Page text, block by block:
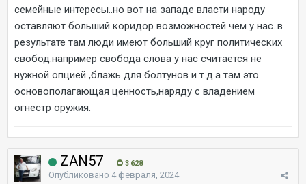
семейные интересы..но вот на западе власти народу
оставляют больший коридор возможностей чем у нас..в
результате там люди имеют больший круг политических
свобод.например свобода слова у нас считается не
нужной опцией ,блажь для болтунов и т.д.а там это
основополагающая ценность,наряду с владением
огнестр оружия.
ZAN57 3 628
Опубликовано 4 февраля, 2024